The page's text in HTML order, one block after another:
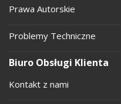
Prawa Autorskie
Problemy Techniczne
Biuro Obsługi Klienta
Kontakt z nami